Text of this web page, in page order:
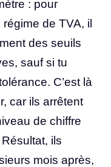
: pour
de TVA, il
des seuils
sauf si tu
C’est là
car ils arrêtent
de chiffre
ils
mois après,